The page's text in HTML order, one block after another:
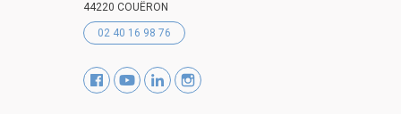
44220 COUËRON
02 40 16 98 76